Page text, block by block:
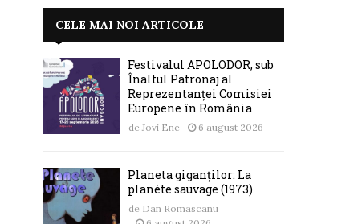
CELE MAI NOI ARTICOLE
Festivalul APOLODOR, sub
Înaltul Patronaj al
Reprezentanței Comisiei
Europene în România
de Jovi Ene 6 august 2026
Planeta giganților: La
planète sauvage (1973)
de Dan Romascanu